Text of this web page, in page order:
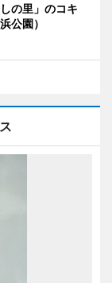
の里」のコキ
公園）